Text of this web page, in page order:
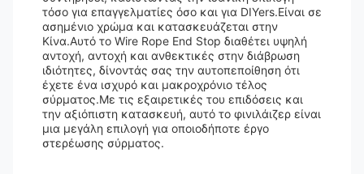
τόσο για επαγγελματίες όσο και για DIYers.Είναι σε
ασημένιο χρώμα και κατασκευάζεται στην
Κίνα.Αυτό το Wire Rope End Stop διαθέτει υψηλή
αντοχή, αντοχή και ανθεκτικές στην διάβρωση
ιδιότητες, δίνοντάς σας την αυτοπεποίθηση ότι
έχετε ένα ισχυρό και μακροχρόνιο τέλος
σύρματος.Με τις εξαιρετικές του επιδόσεις και
την αξιόπιστη κατασκευή, αυτό το φινιλάιζερ είναι
μια μεγάλη επιλογή για οποιοδήποτε έργο
στερέωσης σύρματος.